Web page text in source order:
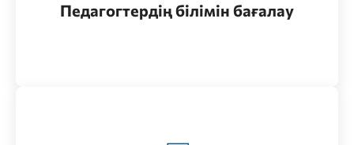
Педагогтердің білімін бағалау
Өту